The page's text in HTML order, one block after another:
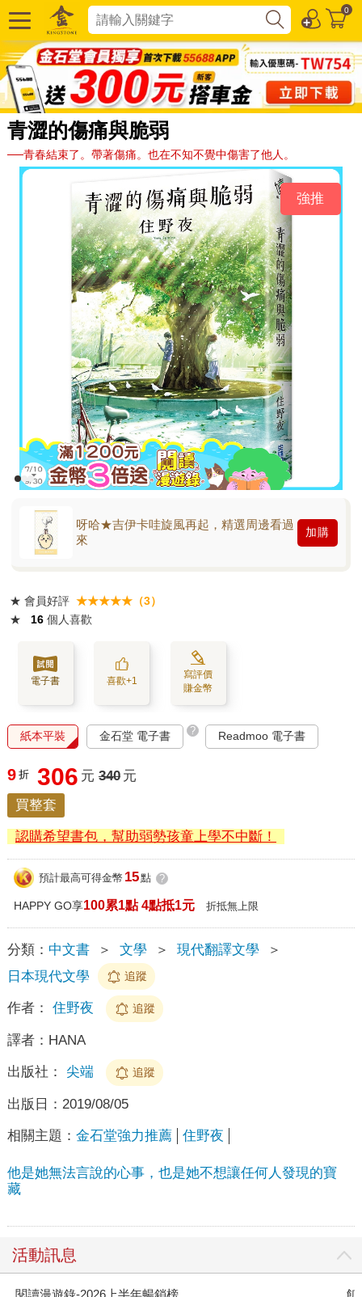
0
青澀的傷痛與脆弱
──青春結束了。帶著傷痛。也在不知不覺中傷害了他人。
強推
呀哈★吉伊卡哇旋風再起，精選周邊看過
來
加購
★ 會員好評 ★★★★★（3）
★
16 個人喜歡
電子書 喜歡+1
寫評價
賺金幣
紙本平裝 金石堂 電子書 ? Readmoo 電子書
9 折 306 元 340 元
買整套
認購希望書包，幫助弱勢孩童上學不中斷！
預計最高可得金幣 15點 ?
HAPPY GO享100累1點 4點抵1元 折抵無上限
分類： 中文書 ＞ 文學 ＞ 現代翻譯文學
＞
日本現代文學
追蹤
作者： 住野夜 追蹤
譯者： HANA
出版社： 尖端 追蹤
出版日： 2019/08/05
相關主題： 金石堂強力推薦 住野夜
他是她無法言說的心事，也是她不想讓任何人發現的寶
藏
活動訊息
閱讀漫遊錄-2026上半年暢銷榜 飢